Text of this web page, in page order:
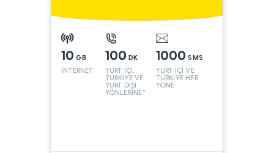
10 GB
İNTERNET
100 DK
YURT İÇİ,
TÜRKİYE VE
YURT DIŞI
YÖNLERİNE*
1000 SMS
YURT İÇİ VE
TÜRKİYE HER
YÖNE